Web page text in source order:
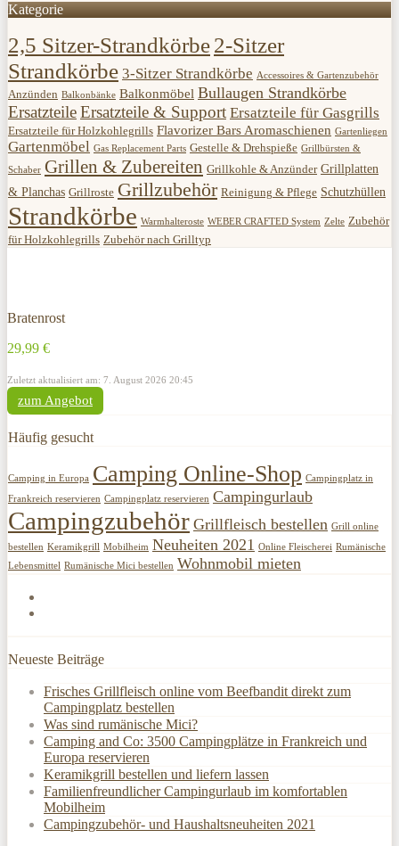
Kategorie
2,5 Sitzer-Strandkörbe2-Sitzer
Strandkörbe 3-Sitzer Strandkörbe Accessoires & Gartenzubehör
Anzünden Balkonbänke Balkonmöbel Bullaugen Strandkörbe
ErsatzteileErsatzteile & Support Ersatzteile für Gasgrills
Ersatzteile für Holzkohlegrills Flavorizer Bars Aromaschienen Gartenliegen
Gartenmöbel Gas Replacement Parts Gestelle & Drehspieße Grillbürsten &
Schaber Grillen & Zubereiten Grillkohle & Anzünder Grillplatten
& Planchas Grillroste Grillzubehör Reinigung & Pflege Schutzhüllen
Strandkörbe Warmhalteroste WEBER CRAFTED System Zelte Zubehör
für Holzkohlegrills Zubehör nach Grilltyp
Bratenrost
29,99 €
Zuletzt aktualisiert am: 7. August 2026 20:45
zum Angebot
Häufig gesucht
Camping in Europa Camping Online-Shop Campingplatz in
Frankreich reservieren Campingplatz reservieren Campingurlaub
Campingzubehör Grillfleisch bestellen Grill online
bestellen Keramikgrill Mobilheim Neuheiten 2021 Online Fleischerei Rumänische
Lebensmittel Rumänische Mici bestellen Wohnmobil mieten
Neueste Beiträge
Frisches Grillfleisch online vom Beefbandit direkt zum
Campingplatz bestellen
Was sind rumänische Mici?
Camping and Co: 3500 Campingplätze in Frankreich und
Europa reservieren
Keramikgrill bestellen und liefern lassen
Familienfreundlicher Campingurlaub im komfortablen
Mobilheim
Campingzubehör- und Haushaltsneuheiten 2021